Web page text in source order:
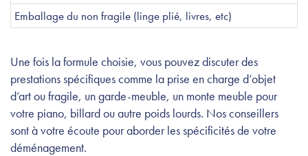
Emballage du non fragile (linge plié, livres, etc)
Une fois la formule choisie, vous pouvez discuter des
prestations spécifiques comme la prise en charge d’objet
d’art ou fragile, un garde-meuble, un monte meuble pour
votre piano, billard ou autre poids lourds. Nos conseillers
sont à votre écoute pour aborder les spécificités de votre
déménagement.